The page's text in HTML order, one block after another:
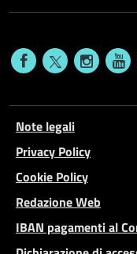
Note legali
Privacy Policy
Cookie Policy
Redazione Web
IBAN pagamenti al